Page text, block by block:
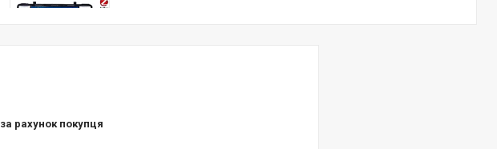
за рахунок покупця